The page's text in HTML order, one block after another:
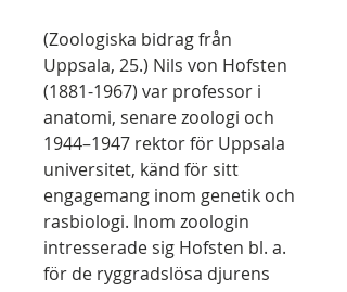
(Zoologiska bidrag från
Uppsala, 25.) Nils von Hofsten
(1881-1967) var professor i
anatomi, senare zoologi och
1944–1947 rektor för Uppsala
universitet, känd för sitt
engagemang inom genetik och
rasbiologi. Inom zoologin
intresserade sig Hofsten bl. a.
för de ryggradslösa djurens